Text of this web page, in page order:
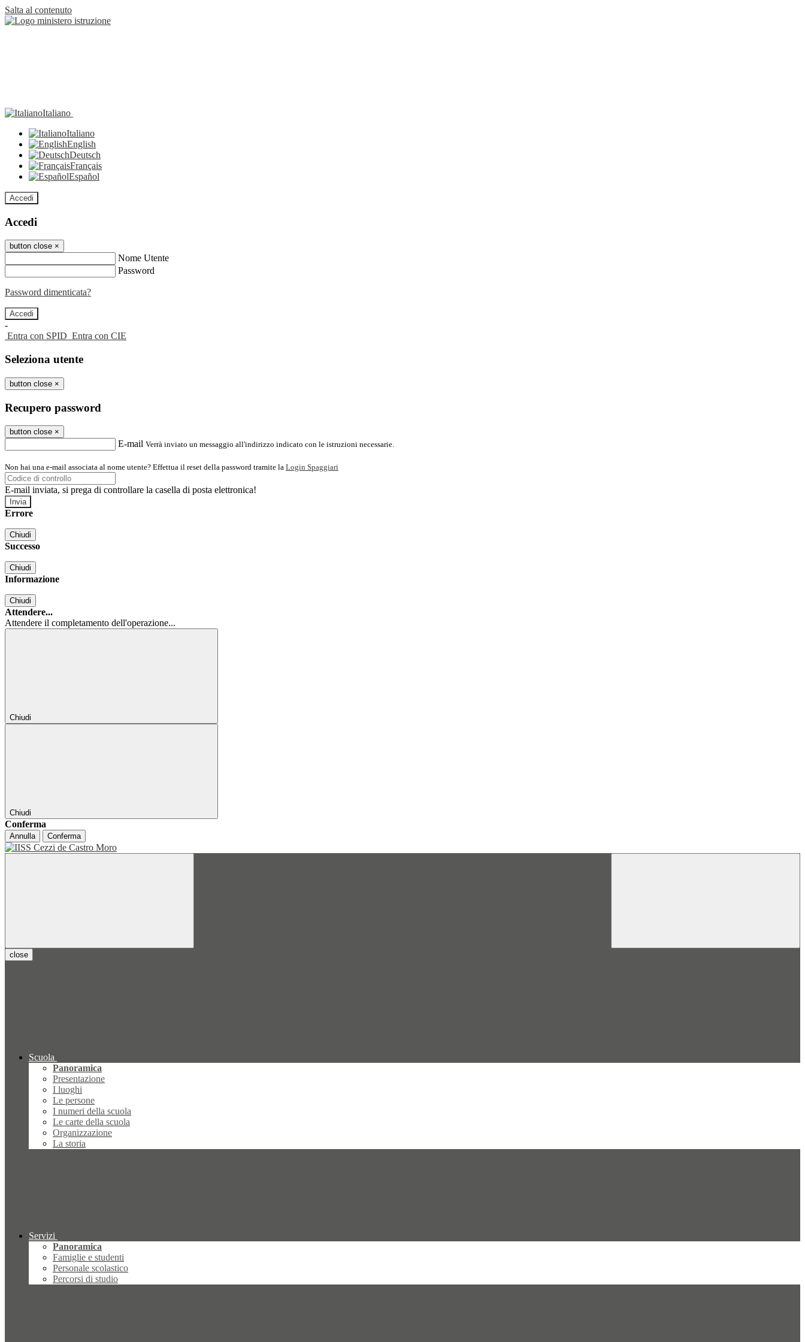
Salta al contenuto
Italiano
Italiano
English
Deutsch
Français
Español
Accedi
Accedi
button close ×
Nome Utente
Password
Password dimenticata?
-
Entra con SPID Entra con CIE
Seleziona utente
button close ×
Recupero password
button close ×
E-mail Verrà inviato un messaggio all'indirizzo indicato con le istruzioni necessarie.
Non hai una e-mail associata al nome utente? Effettua il reset della password tramite la Login Spaggiari
E-mail inviata, si prega di controllare la casella di posta elettronica!
Errore
Chiudi
Successo
Chiudi
Informazione
Chiudi
Attendere...
Attendere il completamento dell'operazione...
Chiudi
Chiudi
Conferma
Annulla Conferma
close
Scuola
Panoramica
Presentazione
I luoghi
Le persone
I numeri della scuola
Le carte della scuola
Organizzazione
La storia
Servizi
Panoramica
Famiglie e studenti
Personale scolastico
Percorsi di studio